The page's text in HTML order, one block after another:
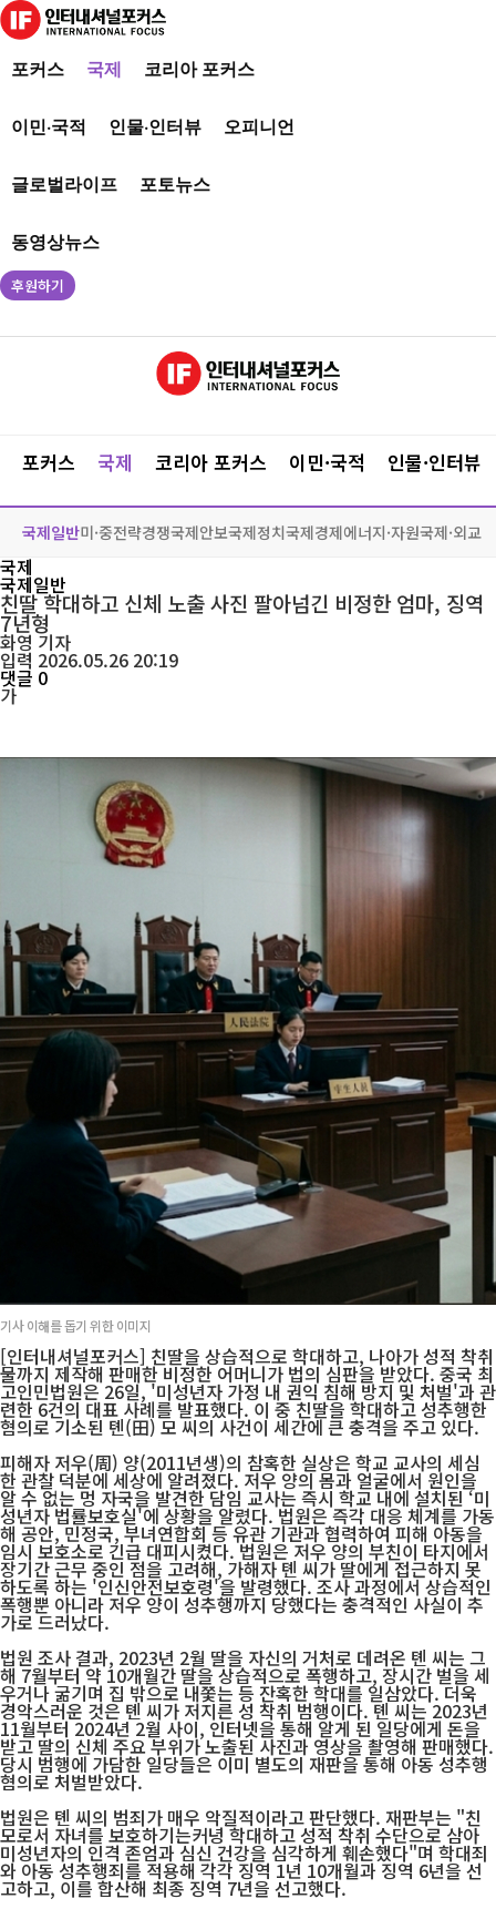
포커스 국제 코리아 포커스
이민·국적 인물·인터뷰 오피니언
글로벌라이프 포토뉴스
동영상뉴스
후원하기
포커스 국제 코리아 포커스 이민·국적 인물·인터뷰
국제일반미·중전략경쟁국제안보국제정치국제경제에너지·자원국제·외교
국제
국제일반
친딸 학대하고 신체 노출 사진 팔아넘긴 비정한 엄마, 징역
7년형
화영기자
입력 2026.05.26 20:19
댓글 0
가
기사 이해를 돕기 위한 이미지
[인터내셔널포커스] 친딸을 상습적으로 학대하고, 나아가 성적 착취
물까지 제작해 판매한 비정한 어머니가 법의 심판을 받았다. 중국 최
고인민법원은 26일, '미성년자 가정 내 권익 침해 방지 및 처벌'과 관
련한 6건의 대표 사례를 발표했다. 이 중 친딸을 학대하고 성추행한
혐의로 기소된 톈(田) 모 씨의 사건이 세간에 큰 충격을 주고 있다.
피해자 저우(周) 양(2011년생)의 참혹한 실상은 학교 교사의 세심
한 관찰 덕분에 세상에 알려졌다. 저우 양의 몸과 얼굴에서 원인을
알 수 없는 멍 자국을 발견한 담임 교사는 즉시 학교 내에 설치된 ‘미
성년자 법률보호실'에 상황을 알렸다. 법원은 즉각 대응 체계를 가동
해 공안, 민정국, 부녀연합회 등 유관 기관과 협력하여 피해 아동을
임시 보호소로 긴급 대피시켰다. 법원은 저우 양의 부친이 타지에서
장기간 근무 중인 점을 고려해, 가해자 톈 씨가 딸에게 접근하지 못
하도록 하는 '인신안전보호령'을 발령했다. 조사 과정에서 상습적인
폭행뿐 아니라 저우 양이 성추행까지 당했다는 충격적인 사실이 추
가로 드러났다.
법원 조사 결과, 2023년 2월 딸을 자신의 거처로 데려온 톈 씨는 그
해 7월부터 약 10개월간 딸을 상습적으로 폭행하고, 장시간 벌을 세
우거나 굶기며 집 밖으로 내쫓는 등 잔혹한 학대를 일삼았다. 더욱
경악스러운 것은 톈 씨가 저지른 성 착취 범행이다. 톈 씨는 2023년
11월부터 2024년 2월 사이, 인터넷을 통해 알게 된 일당에게 돈을
받고 딸의 신체 주요 부위가 노출된 사진과 영상을 촬영해 판매했다.
당시 범행에 가담한 일당들은 이미 별도의 재판을 통해 아동 성추행
혐의로 처벌받았다.
법원은 톈 씨의 범죄가 매우 악질적이라고 판단했다. 재판부는 "친
모로서 자녀를 보호하기는커녕 학대하고 성적 착취 수단으로 삼아
미성년자의 인격 존엄과 심신 건강을 심각하게 훼손했다"며 학대죄
와 아동 성추행죄를 적용해 각각 징역 1년 10개월과 징역 6년을 선
고하고, 이를 합산해 최종 징역 7년을 선고했다.